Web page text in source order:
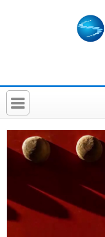
首 页
社科要闻
社科卡片